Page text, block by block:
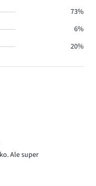
Ale super
73%
6%
20%